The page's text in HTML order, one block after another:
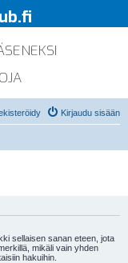
Kirjaudu sisään
sellaisen sanan eteen, jota
mikäli vain yhden
hakuihin.